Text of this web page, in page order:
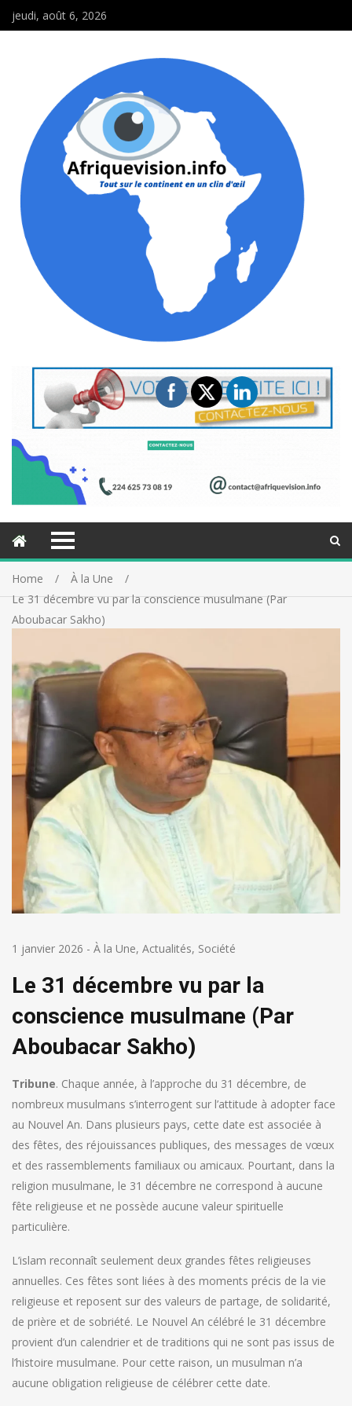
jeudi, août 6, 2026
Home
À la Une
Le 31 décembre vu par la conscience musulmane (Par
Aboubacar Sakho)
1 janvier 2026 - À la Une, Actualités, Société
Le 31 décembre vu par la
conscience musulmane (Par
Aboubacar Sakho)
Tribune. Chaque année, à l’approche du 31 décembre, de
nombreux musulmans s’interrogent sur l’attitude à adopter face
au Nouvel An. Dans plusieurs pays, cette date est associée à
des fêtes, des réjouissances publiques, des messages de vœux
et des rassemblements familiaux ou amicaux. Pourtant, dans la
religion musulmane, le 31 décembre ne correspond à aucune
fête religieuse et ne possède aucune valeur spirituelle
particulière.
L’islam reconnaît seulement deux grandes fêtes religieuses
annuelles. Ces fêtes sont liées à des moments précis de la vie
religieuse et reposent sur des valeurs de partage, de solidarité,
de prière et de sobriété. Le Nouvel An célébré le 31 décembre
provient d’un calendrier et de traditions qui ne sont pas issus de
l’histoire musulmane. Pour cette raison, un musulman n’a
aucune obligation religieuse de célébrer cette date.